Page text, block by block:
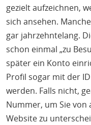
gezielt aufzeichnen,
sich ansehen.
gar jahrzehntelang.
schon einmal „zu
später ein Konto
Profil sogar mit der
werden. Falls nicht,
Nummer, um Sie
Website zu